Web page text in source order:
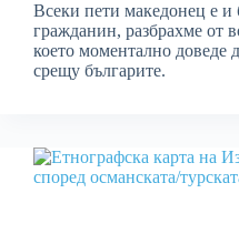
Всеки пети македонец е и
гражданин, разбрахме
което моментално доведе
срещу българите.